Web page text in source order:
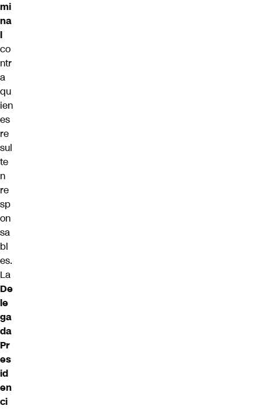
mi
na
l
co
ntr
a
qu
ien
es
re
sul
te
n
re
sp
on
sa
bl
es.
La
De
le
ga
da
Pr
es
id
en
ci